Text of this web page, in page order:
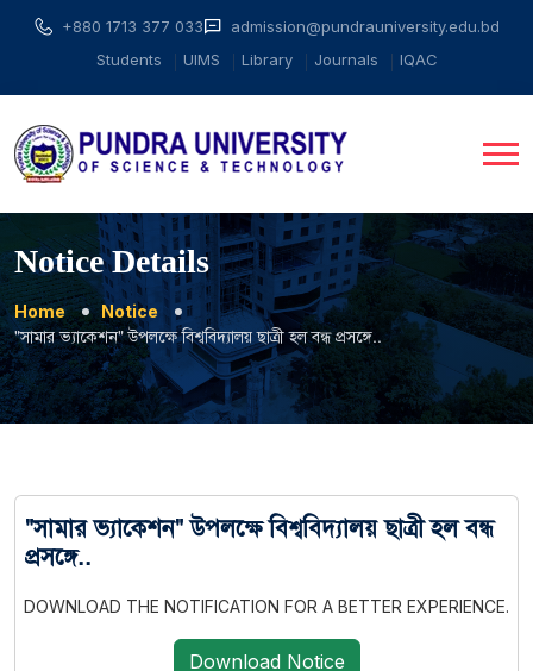
+880 1713 377 033
admission@pundrauniversity.edu.bd
Students
UIMS Library Journals IQAC
Notice Details
Home
Notice
"সামার ভ্যাকেশন" উপলক্ষে বিশ্ববিদ্যালয় ছাত্রী হল বন্ধ প্রসঙ্গে..
"সামার ভ্যাকেশন" উপলক্ষে বিশ্ববিদ্যালয় ছাত্রী হল বন্ধ
প্রসঙ্গে..
DOWNLOAD THE NOTIFICATION FOR A BETTER EXPERIENCE.
Download Notice